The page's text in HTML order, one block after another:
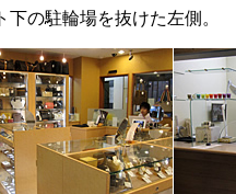
の駐輪場を抜けた左側。